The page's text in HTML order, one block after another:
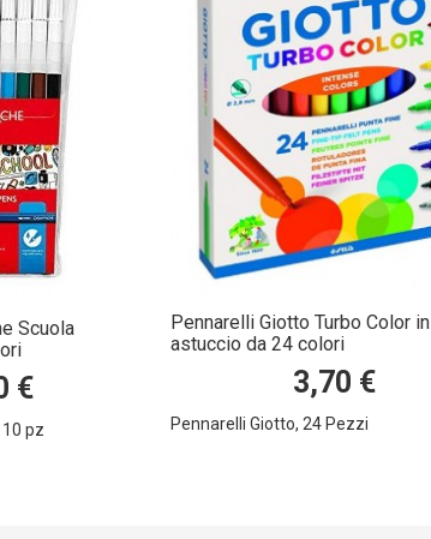
Scuola
€
pz
Pennarelli Giotto Turbo Color in
astuccio da 24 colori
3,70 €
Pennarelli Giotto, 24 Pezzi